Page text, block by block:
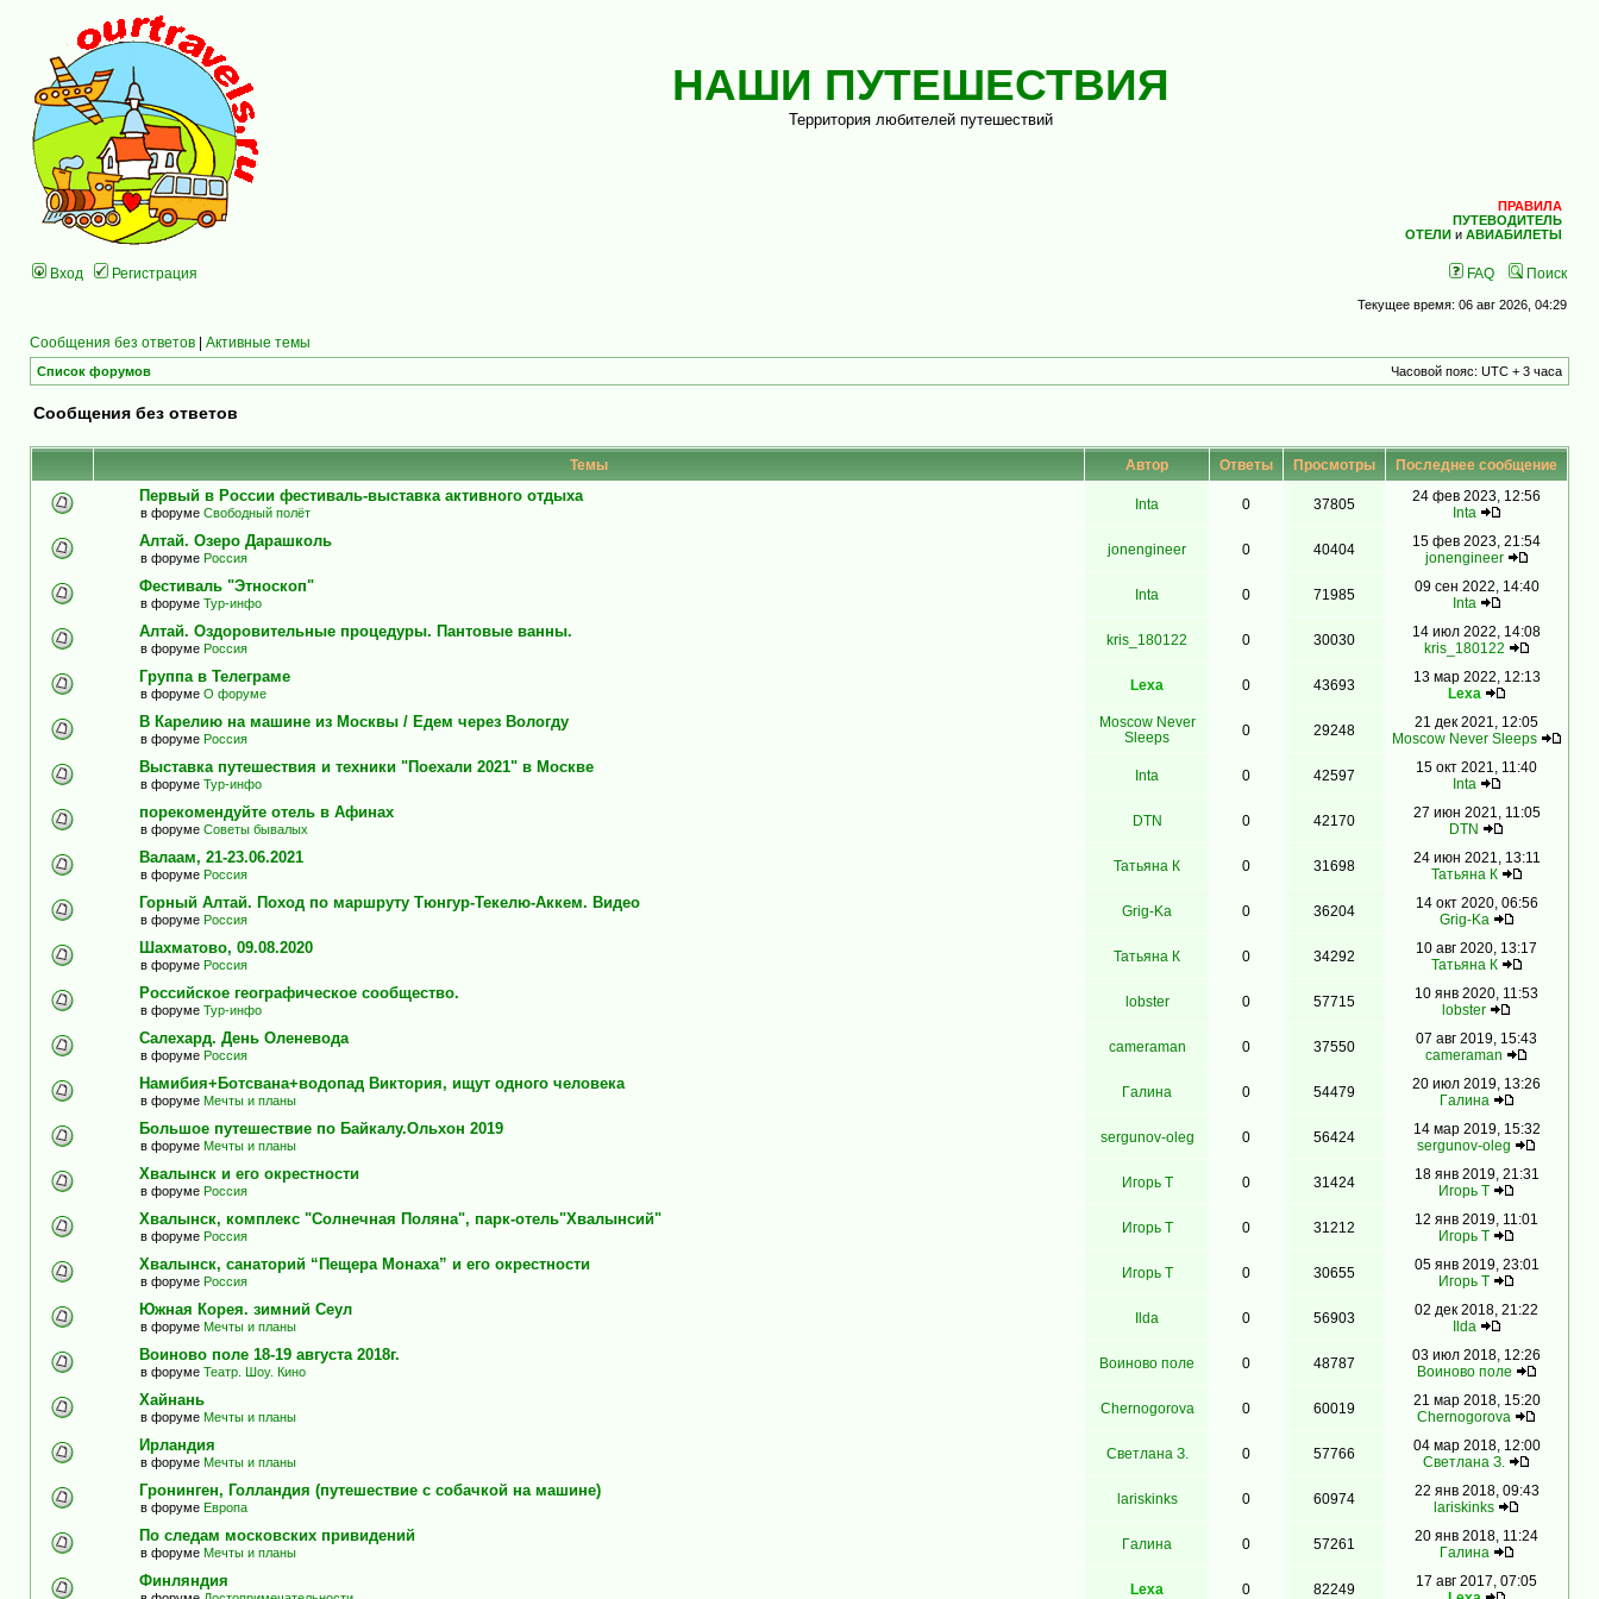
НАШИ ПУТЕШЕСТВИЯ
Территория любителей путешествий
ПРАВИЛА
ПУТЕВОДИТЕЛЬ
ОТЕЛИ и АВИАБИЛЕТЫ
Вход Регистрация FAQ Поиск
Текущее время: 06 авг 2026, 04:29
Сообщения без ответов | Активные темы
Список форумов Часовой пояс: UTC + 3 часа
Сообщения без ответов
Темы Автор Ответы Просмотры Последнее сообщение
Первый в России фестиваль-выставка активного отдыха
в форуме Свободный полёт
Inta 0 37805
24 фев 2023, 12:56
Inta
Алтай. Озеро Дарашколь
в форуме Россия
jonengineer 0 40404
15 фев 2023, 21:54
jonengineer
Фестиваль "Этноскоп"
в форуме Тур-инфо
Inta 0 71985
09 сен 2022, 14:40
Inta
Алтай. Оздоровительные процедуры. Пантовые ванны.
в форуме Россия
kris_180122 0 30030
14 июл 2022, 14:08
kris_180122
Группа в Телеграме
в форуме О форуме
Lexa 0 43693
13 мар 2022, 12:13
Lexa
В Карелию на машине из Москвы / Едем через Вологду
в форуме Россия
Moscow Never
Sleeps
0 29248
21 дек 2021, 12:05
Moscow Never Sleeps
Выставка путешествия и техники "Поехали 2021" в Москве
в форуме Тур-инфо
Inta 0 42597
15 окт 2021, 11:40
Inta
порекомендуйте отель в Афинах
в форуме Советы бывалых
DTN 0 42170
27 июн 2021, 11:05
DTN
Валаам, 21-23.06.2021
в форуме Россия
Татьяна К 0 31698
24 июн 2021, 13:11
Татьяна К
Горный Алтай. Поход по маршруту Тюнгур-Текелю-Аккем. Видео
в форуме Россия
Grig-Ka 0 36204
14 окт 2020, 06:56
Grig-Ka
Шахматово, 09.08.2020
в форуме Россия
Татьяна К 0 34292
10 авг 2020, 13:17
Татьяна К
Российское географическое сообщество.
в форуме Тур-инфо
lobster 0 57715
10 янв 2020, 11:53
lobster
Салехард. День Оленевода
в форуме Россия
cameraman 0 37550
07 авг 2019, 15:43
cameraman
Намибия+Ботсвана+водопад Виктория, ищут одного человека
в форуме Мечты и планы
Гaлинa 0 54479
20 июл 2019, 13:26
Гaлинa
Большое путешествие по Байкалу.Ольхон 2019
в форуме Мечты и планы
sergunov-oleg 0 56424
14 мар 2019, 15:32
sergunov-oleg
Хвалынск и его окрестности
в форуме Россия
Игорь Т 0 31424
18 янв 2019, 21:31
Игорь Т
Хвалынск, комплекс "Солнечная Поляна", парк-отель"Хвалынсий"
в форуме Россия
Игорь Т 0 31212
12 янв 2019, 11:01
Игорь Т
Хвалынск, санаторий “Пещера Монаха” и его окрестности
в форуме Россия
Игорь Т 0 30655
05 янв 2019, 23:01
Игорь Т
Южная Корея. зимний Сеул
в форуме Мечты и планы
Ilda 0 56903
02 дек 2018, 21:22
Ilda
Воиново поле 18-19 августа 2018г.
в форуме Театр. Шоу. Кино
Воиново поле 0 48787
03 июл 2018, 12:26
Воиново поле
Хайнань
в форуме Мечты и планы
Chernogorova 0 60019
21 мар 2018, 15:20
Chernogorova
Ирландия
в форуме Мечты и планы
Светлана З. 0 57766
04 мар 2018, 12:00
Светлана З.
Гронинген, Голландия (путешествие с собачкой на машине)
в форуме Европа
lariskinks 0 60974
22 янв 2018, 09:43
lariskinks
По следам московских привидений
в форуме Мечты и планы
Гaлинa 0 57261
20 янв 2018, 11:24
Гaлинa
Финляндия Lexa 0 82249
17 авг 2017, 07:05